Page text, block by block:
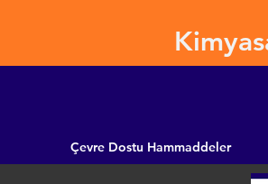
Çevre Dostu Hammaddeler